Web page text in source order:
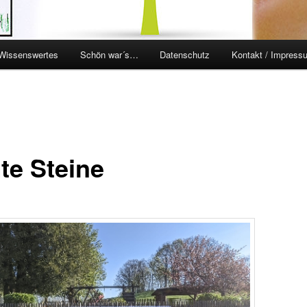
Schön war´s… Datenschutz Kontakt /
Steine